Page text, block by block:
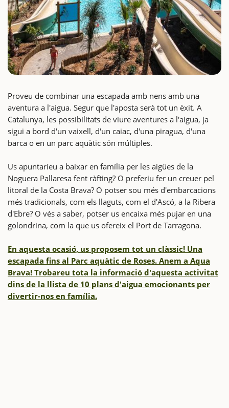
Proveu de combinar una escapada amb nens amb una
aventura a l'aigua. Segur que l'aposta serà tot un èxit. A
Catalunya, les possibilitats de viure aventures a l'aigua, ja
sigui a bord d'un vaixell, d'un caiac, d'una piragua, d'una
barca o en un parc aquàtic són múltiples.
Us apuntaríeu a baixar en família per les aigües de la
Noguera Pallaresa fent ràfting? O preferiu fer un creuer pel
litoral de la Costa Brava? O potser sou més d'embarcacions
més tradicionals, com els llaguts, com el d'Ascó, a la Ribera
d'Ebre? O vés a saber, potser us encaixa més pujar en una
golondrina, com la que us ofereix el Port de Tarragona.
En aquesta ocasió, us proposem tot un clàssic! Una
escapada fins al Parc aquàtic de Roses. Anem a Aqua
Brava! Trobareu tota la informació d'aquesta activitat
dins de la llista de 10 plans d'aigua emocionants per
divertir-nos en família.